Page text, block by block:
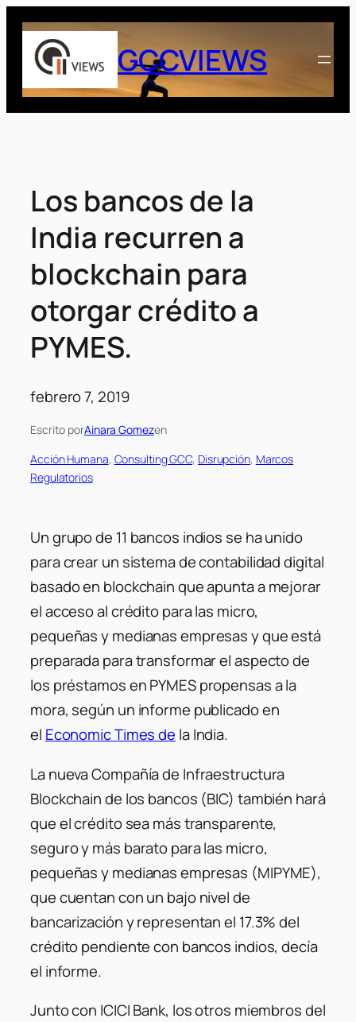
Saltar
contenido
GCCVIEWS
Los bancos de la
India recurren a
blockchain para
otorgar crédito a
PYMES.
febrero 7, 2019
Escrito porAinara Gomezen
Acción Humana, Consulting GCC, Disrupción, Marcos
Regulatorios
Un grupo de 11 bancos indios se ha unido
para crear un sistema de contabilidad digital
basado en blockchain que apunta a mejorar
el acceso al crédito para las micro,
pequeñas y medianas empresas y que está
preparada para transformar el aspecto de
los préstamos en PYMES propensas a la
mora, según un informe publicado en
el Economic Times de la India.
La nueva Compañía de Infraestructura
Blockchain de los bancos (BIC) también hará
que el crédito sea más transparente,
seguro y más barato para las micro,
pequeñas y medianas empresas (MIPYME),
que cuentan con un bajo nivel de
bancarización y representan el 17.3% del
crédito pendiente con bancos indios, decía
el informe.
Junto con ICICI Bank, los otros miembros del